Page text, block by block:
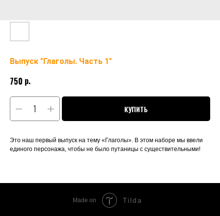
Выпуск "Глаголы. Часть 1"
750 р.
КУПИТЬ
Это наш первый выпуск на тему «Глаголы». В этом наборе мы ввели
единого персонажа, чтобы не было путаницы с существительными!
Made on Tilda